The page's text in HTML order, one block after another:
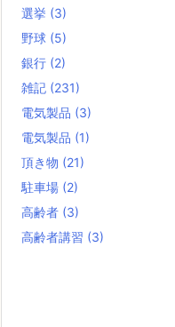
選挙 (3)
野球 (5)
銀行 (2)
雑記 (231)
電気製品 (3)
電気製品 (1)
頂き物 (21)
駐車場 (2)
高齢者 (3)
高齢者講習 (3)